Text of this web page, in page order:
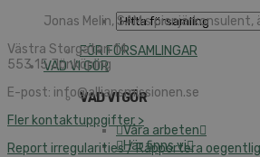
FÖR FÖRSAMLINGAR
VAD VI GÖR
VAD VI GÖR
Våra arbeten
Här finns vi
Jonas Melin, SAM:s
Västra Storgatan 14
553 15 Jönköping
E-post: info@alliansmissionen.se
Fler kontaktuppgifter >
Report irregularities / Rapportera